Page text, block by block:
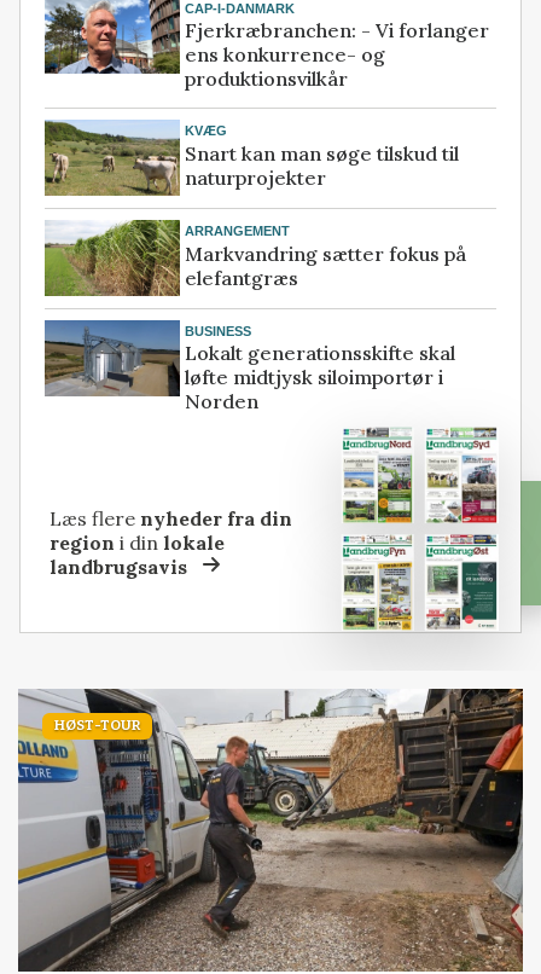
CAP-I-DANMARK
Fjerkræbranchen: - Vi forlanger
ens konkurrence- og
produktionsvilkår
KVÆG
Snart kan man søge tilskud til
naturprojekter
ARRANGEMENT
Markvandring sætter fokus på
elefantgræs
BUSINESS
Lokalt generationsskifte skal
løfte midtjysk siloimportør i
Norden
Læs flere nyheder fra din
region i dinlokale
landbrugsavis
HØST-TOUR